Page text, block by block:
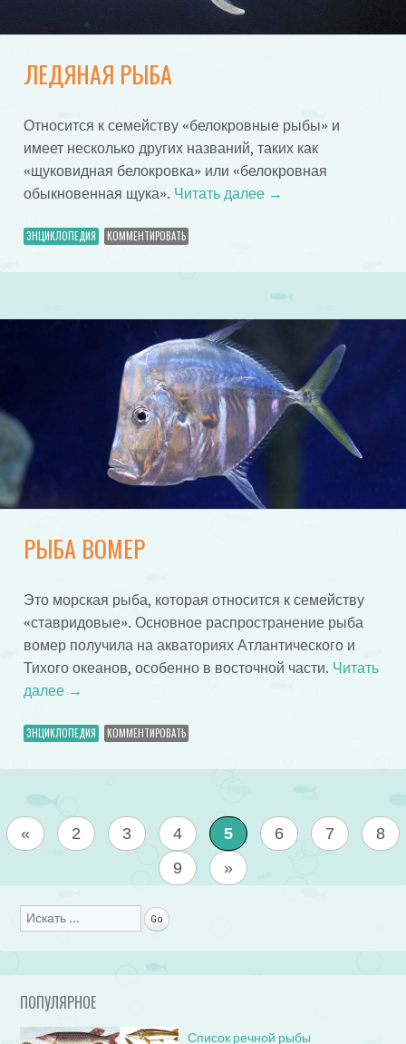
ЛЕДЯНАЯ РЫБА
Относится к семейству «белокровные рыбы» и
имеет несколько других названий, таких как
«щуковидная белокровка» или «белокровная
обыкновенная щука». Читать далее →
ЭНЦИКЛОПЕДИЯ КОММЕНТИРОВАТЬ
РЫБА ВОМЕР
Это морская рыба, которая относится к семейству
«ставридовые». Основное распространение рыба
вомер получила на акваториях Атлантического и
Тихого океанов, особенно в восточной части. Читать
далее →
ЭНЦИКЛОПЕДИЯ КОММЕНТИРОВАТЬ
« 2 3 4 5 6 7
8
9
»
Поиск
ПОПУЛЯРНОЕ
Список речной рыбы